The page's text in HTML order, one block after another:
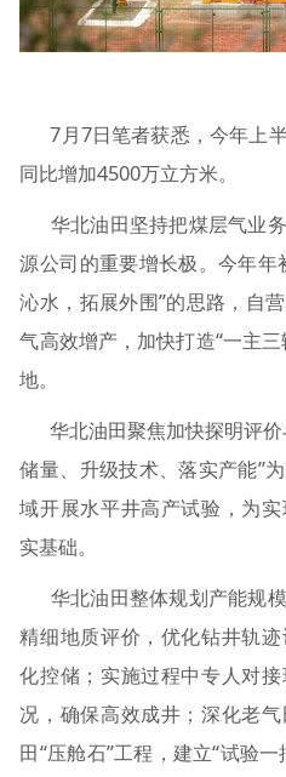
7月7日笔者获悉，今年上
同比增加4500万立方米。
华北油田坚持把煤层气业
源公司的重要增长极。今年
沁水，拓展外围”的思路，自
气高效增产，加快打造“一主
地。
华北油田聚焦加快探明评价
储量、升级技术、落实产能”
域开展水平井高产试验，为
实基础。
华北油田整体规划产能规
精细地质评价，优化钻井轨
化控储；实施过程中专人对
况，确保高效成井；深化老
田“压舱石”工程，建立“试验